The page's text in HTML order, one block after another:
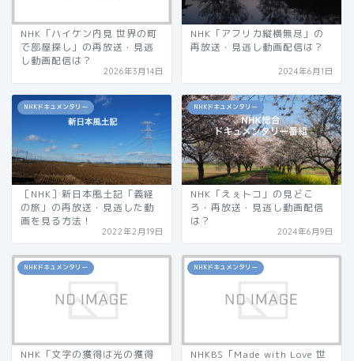
NHK「ハイケン内見 世界の町
で部屋探し」の再放送・見逃
し動画配信は？
2026年3月14日
NHK「アフリカ縦横無尽」の
再放送・見逃し動画配信は？
2024年6月1日
NHKドキュメンタリー
［NHK］新日本風土記「義経
の旅」の再放送・見逃した動
画を見る方法！
2022年2月19日
NHKドキュメンタリー
NHK「えぇトコ」の見どこ
ろ・再放送・見逃し動画配信
は？
2024年6月9日
NHKドキュメンタリー
NHK「文字の獲得は光の獲得
NHKドキュメンタリー
NHKBS「Made with Love 世